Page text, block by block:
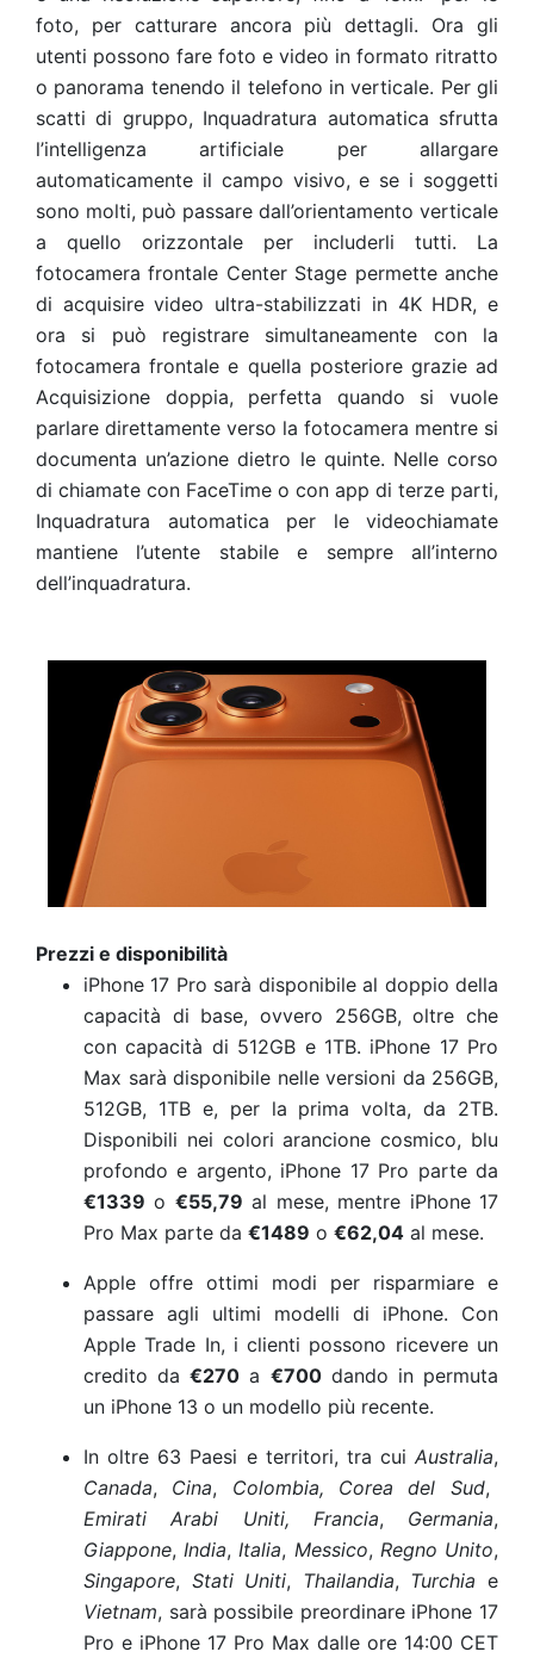
foto, per catturare ancora più dettagli. Ora gli
utenti possono fare foto e video in formato ritratto
o panorama tenendo il telefono in verticale. Per gli
scatti di gruppo, Inquadratura automatica sfrutta
l’intelligenza artificiale per allargare
automaticamente il campo visivo, e se i soggetti
sono molti, può passare dall’orientamento verticale
a quello orizzontale per includerli tutti. La
fotocamera frontale Center Stage permette anche
di acquisire video ultra-stabilizzati in 4K HDR, e
ora si può registrare simultaneamente con la
fotocamera frontale e quella posteriore grazie ad
Acquisizione doppia, perfetta quando si vuole
parlare direttamente verso la fotocamera mentre si
documenta un’azione dietro le quinte. Nelle corso
di chiamate con FaceTime o con app di terze parti,
Inquadratura automatica per le videochiamate
mantiene l’utente stabile e sempre all’interno
dell’inquadratura.
Prezzi e disponibilità
iPhone 17 Pro sarà disponibile al doppio della
capacità di base, ovvero 256GB, oltre che
con capacità di 512GB e 1TB. iPhone 17 Pro
Max sarà disponibile nelle versioni da 256GB,
512GB, 1TB e, per la prima volta, da 2TB.
Disponibili nei colori arancione cosmico, blu
profondo e argento, iPhone 17 Pro parte da
€1339 o €55,79 al mese, mentre iPhone 17
Pro Max parte da €1489 o €62,04 al mese.
Apple offre ottimi modi per risparmiare e
passare agli ultimi modelli di iPhone. Con
Apple Trade In, i clienti possono ricevere un
credito da€270 a €700dando in permuta
un iPhone 13 o un modello più recente.
In oltre 63 Paesi e territori, tra cui Australia,
Canada, Cina, Colombia, Corea del Sud,
Emirati Arabi Uniti, Francia, Germania,
Giappone, India, Italia, Messico, Regno Unito,
Singapore, Stati Uniti, Thailandia, Turchia e
Vietnam, sarà possibile preordinare iPhone 17
Pro e iPhone 17 Pro Max dalle ore 14:00 CET